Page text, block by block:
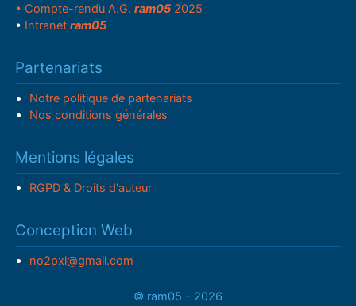
• Compte-rendu A.G.ram05 2025
• Intranetram05
Partenariats
Notre politique de partenariats
Nos conditions générales
Mentions légales
RGPD & Droits d'auteur
Conception Web
no2pxl@gmail.com
© ram05 - 2026